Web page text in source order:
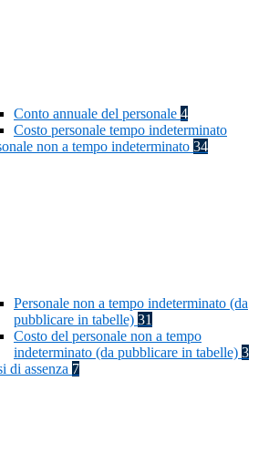
Conto annuale del personale 4
Costo personale tempo indeterminato
non a tempo indeterminato 34
Personale non a tempo indeterminato (da
pubblicare in tabelle) 31
Costo del personale non a tempo
indeterminato (da pubblicare in tabelle) 3
di assenza 7